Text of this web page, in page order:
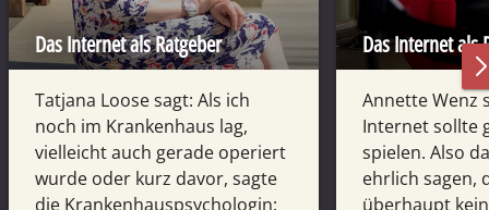
Das Internet als Ratgeber
Tatjana Loose sagt: Als ich
noch im Krankenhaus lag,
vielleicht auch gerade operiert
wurde oder kurz davor, sagte
die Krankenhauspsychologin:
Das Internet als
Annette Wenz
Internet sollte
spielen. Also
ehrlich sagen,
überhaupt